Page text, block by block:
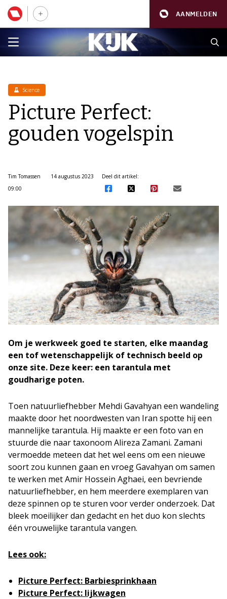
AANMELDEN
Science
Picture Perfect:
gouden vogelspin
Tim Tomassen
14 augustus 2023
09:00
Deel dit artikel:
Om je werkweek goed te starten, elke maandag
een tof wetenschappelijk of technisch beeld op
onze site. Deze keer: een tarantula met
goudharige poten.
Toen natuurliefhebber Mehdi Gavahyan een wandeling
maakte door het noordwesten van Iran spotte hij een
mannelijke tarantula. Hij maakte er een foto van en
stuurde die naar taxonoom Alireza Zamani. Zamani
vermoedde meteen dat het wel eens om een nieuwe
soort zou kunnen gaan en vroeg Gavahyan om samen
te werken met Amir Hossein Aghaei, een bevriende
natuurliefhebber, en hem meerdere exemplaren van
deze spinnen op te sturen voor verder onderzoek. Dat
bleek moeilijker dan gedacht en het duo kon slechts
één vrouwelijke tarantula vangen.
Lees ook:
Picture Perfect: Barbiesprinkhaan
Picture Perfect: lijkwagen